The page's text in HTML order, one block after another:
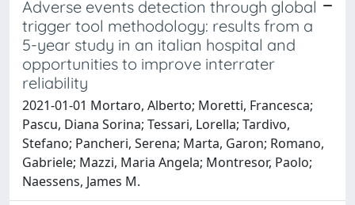
Adverse events detection through global
trigger tool methodology: results from a
5-year study in an italian hospital and
opportunities to improve interrater
reliability
2021-01-01 Mortaro, Alberto; Moretti, Francesca;
Pascu, Diana Sorina; Tessari, Lorella; Tardivo,
Stefano; Pancheri, Serena; Marta, Garon; Romano,
Gabriele; Mazzi, Maria Angela; Montresor, Paolo;
Naessens, James M.